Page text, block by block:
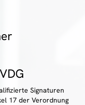
Signaturen
17 der Verordnung